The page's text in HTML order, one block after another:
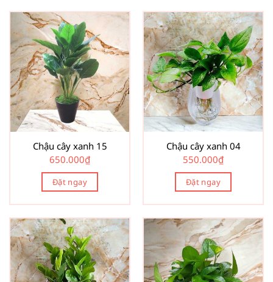
Chậu cây xanh 15
650.000₫
Đặt ngay
Chậu cây xanh 04
550.000₫
Đặt ngay